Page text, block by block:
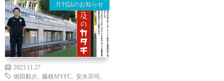
月刊誌のお知らせ
2023.11.27
徳田航介
藤枝MYFC 安永宗司